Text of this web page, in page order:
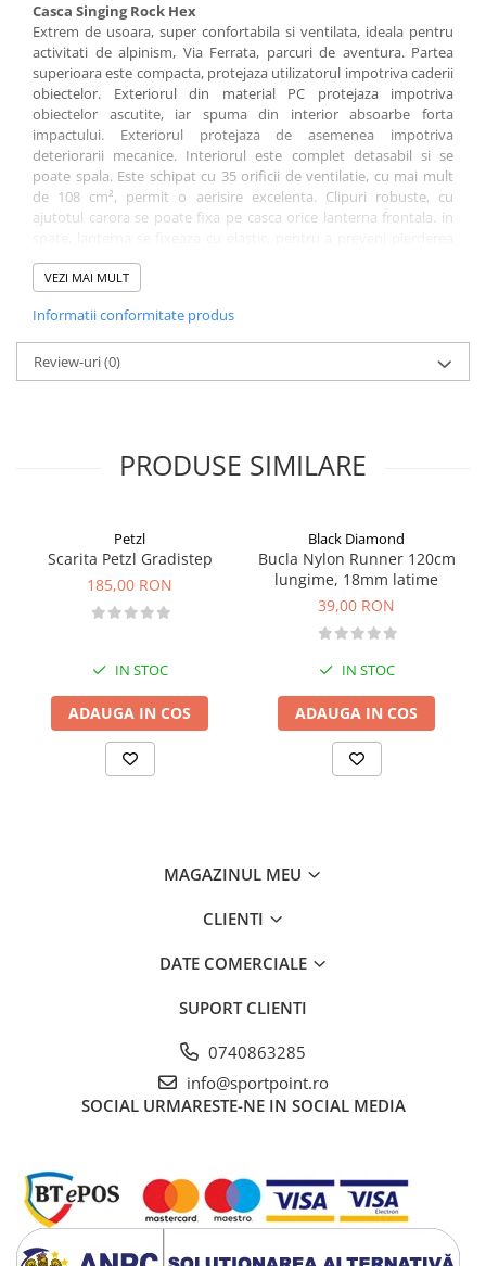
Casca Singing Rock Hex
Extrem de usoara, super confortabila si ventilata, ideala pentru
activitati de alpinism, Via Ferrata, parcuri de aventura. Partea
superioara este compacta, protejaza utilizatorul impotriva caderii
obiectelor. Exteriorul din material PC protejaza impotriva
obiectelor ascutite, iar spuma din interior absoarbe forta
impactului. Exteriorul protejaza de asemenea impotriva
deteriorarii mecanice. Interiorul este complet detasabil si se
poate spala. Este schipat cu 35 orificii de ventilatie, cu mai mult
de 108 cm², permit o aerisire excelenta. Clipuri robuste, cu
ajutotul carora se poate fixa pe casca orice lanterna frontala. in
accidentala. Sistem de reglaj al castii, pentru potrivire cat mai
buna, indiferent de conformatia capului. Chinga moale si
caciula sub casca.
Caracteristici
culoare: Azure
VEZI MAI MULT
Informatii conformitate produs
Review-uri(0)
PRODUSE SIMILARE
Petzl
Scarita Petzl Gradistep
185,00 RON
IN STOC
ADAUGA IN COS
Black Diamond
Bucla Nylon Runner 120cm
lungime, 18mm latime
39,00 RON
IN STOC
ADAUGA IN COS
MAGAZINUL MEU
CLIENTI
DATE COMERCIALE
SUPORT CLIENTI
0740863285
info@sportpoint.ro
SOCIAL URMARESTE-NE IN SOCIAL MEDIA